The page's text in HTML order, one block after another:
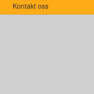
Kontakt oss